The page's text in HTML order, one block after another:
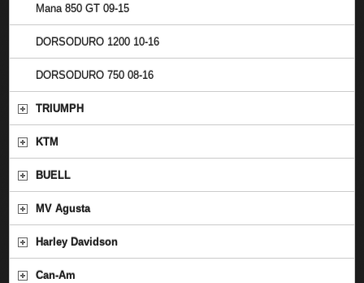
Mana 850 GT 09-15
DORSODURO 1200 10-16
DORSODURO 750 08-16
TRIUMPH
KTM
BUELL
MV Agusta
Harley Davidson
Can-Am